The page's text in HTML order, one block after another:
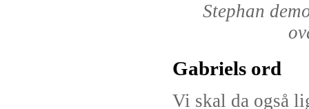
Stephan
Gabriels ord
Vi skal da også